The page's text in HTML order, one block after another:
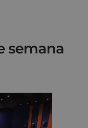
semana